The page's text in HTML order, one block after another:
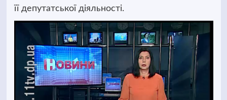
її депутатської діяльності.
Відеопрогравач